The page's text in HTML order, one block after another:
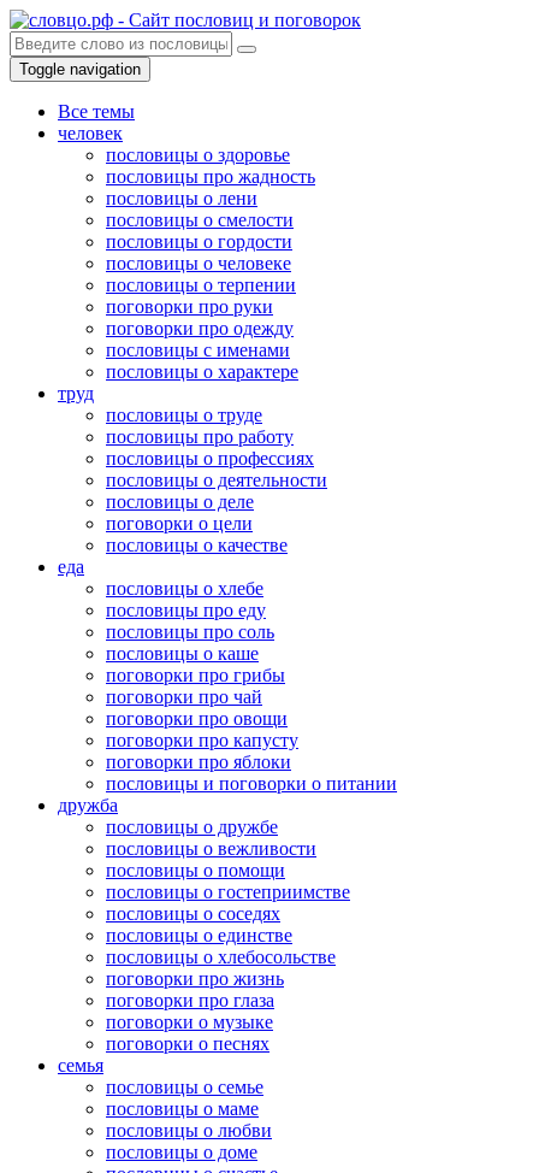
Toggle navigation
Все темы
человек
пословицы о здоровье
пословицы про жадность
пословицы о лени
пословицы о смелости
пословицы о гордости
пословицы о человеке
пословицы о терпении
поговорки про руки
поговорки про одежду
пословицы с именами
пословицы о характере
труд
пословицы о труде
пословицы про работу
пословицы о профессиях
пословицы о деятельности
пословицы о деле
поговорки о цели
пословицы о качестве
еда
пословицы о хлебе
пословицы про еду
пословицы про соль
пословицы о каше
поговорки про грибы
поговорки про чай
поговорки про овощи
поговорки про капусту
поговорки про яблоки
пословицы и поговорки о питании
дружба
пословицы о дружбе
пословицы о вежливости
пословицы о помощи
пословицы о гостеприимстве
пословицы о соседях
пословицы о единстве
пословицы о хлебосольстве
поговорки про жизнь
поговорки про глаза
поговорки о музыке
поговорки о песнях
семья
пословицы о семье
пословицы о маме
пословицы о любви
пословицы о доме